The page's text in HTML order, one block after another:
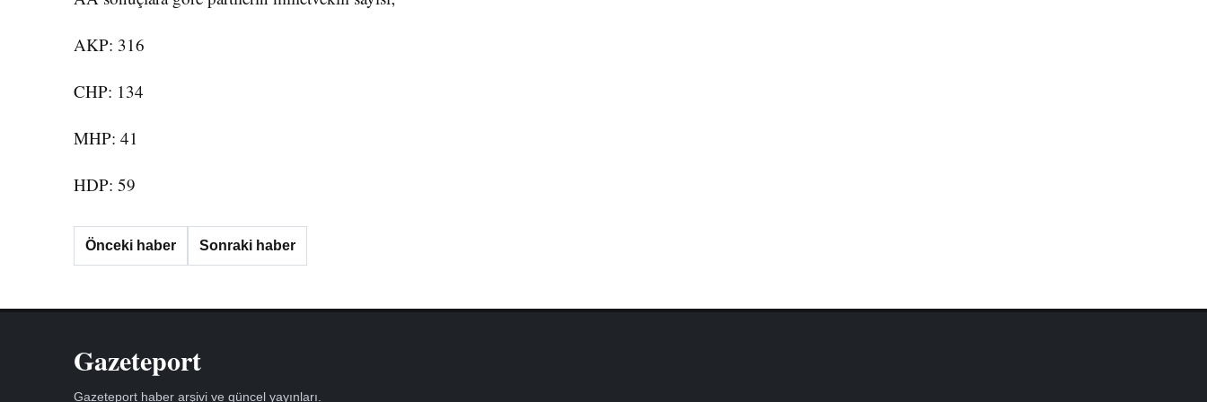
AKP: 316
CHP: 134
MHP: 41
HDP: 59
Önceki haber Sonraki haber
Gazeteport
Gazeteport haber arşivi ve güncel yayınları.